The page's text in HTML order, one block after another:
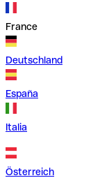
France
Deutschland
España
Italia
Österreich